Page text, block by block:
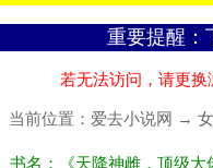
重要提醒：
若无法访问，请更
当前位置： 爱去小说网 →
书名：《天降神雌，顶级大